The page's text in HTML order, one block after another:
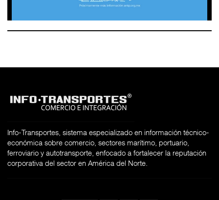
Info-Transportes, sistema especializado en información técnico-
económica sobre comercio, sectores marítimo, portuario,
ferroviario y autotransporte, enfocado a fortalecer la reputación
corporativa del sector en América del Norte.